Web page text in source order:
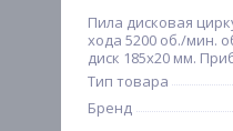
Пила дисковая
хода 5200 об./мин.
диск 185х20 мм.
Тип товара
Бренд